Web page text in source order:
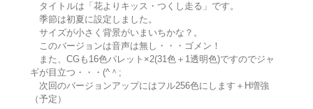
タイトルは「花よりキッス・つくし走る」です。
季節は初夏に設定しました。
サイズが小さく背景がいまいちかな？。
このバージョンは音声は無し・・・ゴメン！
また、CGも16色パレット×2(31色＋1透明色)ですのでジャ
ギが目立つ・・・(^＾;
次回のバージョンアップにはフル256色にします＋H増強
（予定）